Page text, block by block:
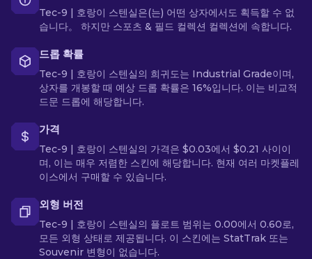
Tec-9 | 호랑이 스텐실은(는) 어떤 상자에서도 획득할 수 없
습니다。 하지만 스포츠 & 필드 컬렉션 컬렉션에 속합니다.
드롭 확률
Tec-9 | 호랑이 스텐실의 희귀도는 Industrial Grade이며,
상자를 개봉할 때 예상 드롭 확률은 16%입니다. 이는 비교적
드문 드롭에 해당합니다.
가격
Tec-9 | 호랑이 스텐실의 가격은 $0.03에서 $0.21 사이이
며, 이는 매우 저렴한 스킨에 해당합니다. 현재 여러 마켓플레
이스에서 구매할 수 있습니다.
외형 버전
Tec-9 | 호랑이 스텐실의 플로트 범위는 0.00에서 0.60로,
모든 외형 상태로 제공됩니다. 이 스킨에는 StatTrak 또는
Souvenir 변형이 없습니다.